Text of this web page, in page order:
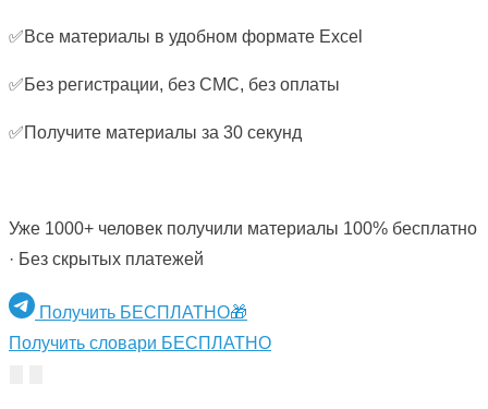
✅Все материалы в удобном формате Excel
✅Без регистрации, без СМС, без оплаты
✅Получите материалы за 30 секунд
Уже 1000+ человек получили материалы 100% бесплатно
· Без скрытых платежей
Получить БЕСПЛАТНО🎁
Получить словари БЕСПЛАТНО